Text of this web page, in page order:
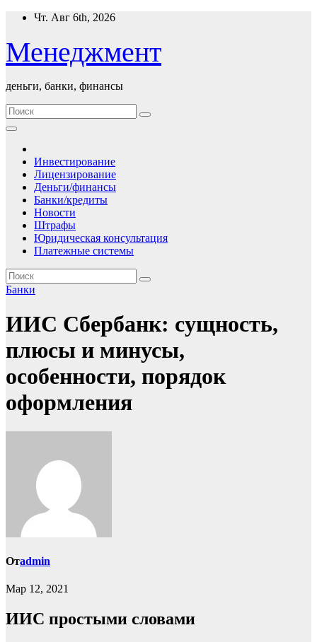
Перейти
содержимому
Чт. Авг 6th, 2026
Менеджмент
деньги, банки, финансы
Инвестирование
Лицензирование
Деньги/финансы
Банки/кредиты
Новости
Штрафы
Юридическая консультация
Платежные системы
Банки
ИИС Сбербанк: сущность,
плюсы и минусы,
особенности, порядок
оформления
Отadmin
Мар 12, 2021
ИИС простыми словами